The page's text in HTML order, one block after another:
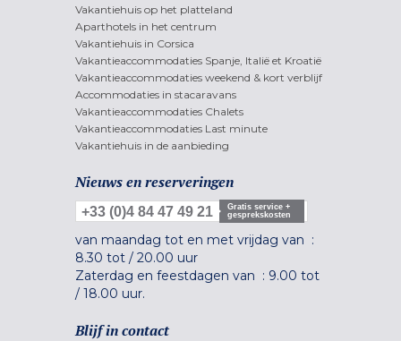
Vakantiehuis op het platteland
Aparthotels in het centrum
Vakantiehuis in Corsica
Vakantieaccommodaties Spanje, Italië et Kroatië
Vakantieaccommodaties weekend & kort verblijf
Accommodaties in stacaravans
Vakantieaccommodaties Chalets
Vakantieaccommodaties Last minute
Vakantiehuis in de aanbieding
Nieuws en reserveringen
+33 (0)4 84 47 49 21
Gratis service +
gesprekskosten
van maandag tot en met vrijdag van :
8.30 tot / 20.00 uur
Zaterdag en feestdagen van : 9.00 tot
/ 18.00 uur.
Blijf in contact